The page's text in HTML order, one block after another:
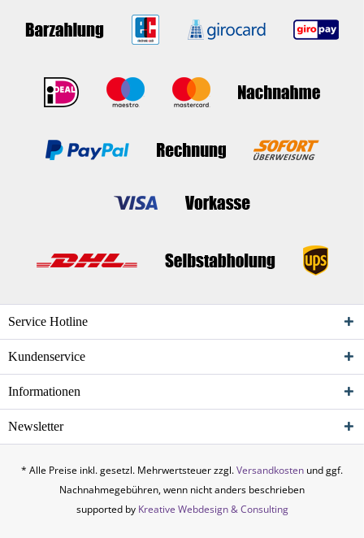
Service Hotline
Kundenservice
Informationen
Newsletter
* Alle Preise inkl. gesetzl. Mehrwertsteuer zzgl.Versandkosten und ggf.
Nachnahmegebühren, wenn nicht anders beschrieben
supported by Kreative Webdesign & Consulting